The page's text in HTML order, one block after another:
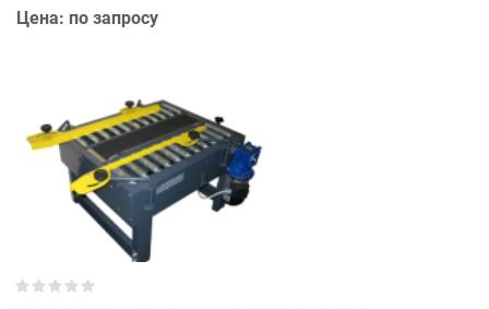
Цена: по запросу